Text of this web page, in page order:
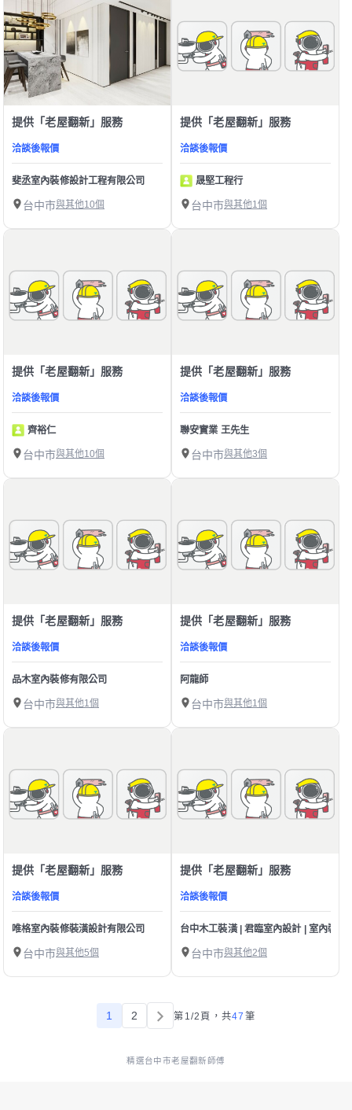
提供「老屋翻新」服務
洽談後報價
斐丞室內裝修設計工程有限公司
台中市與其他10個
提供「老屋翻新」服務
洽談後報價
晟堅工程行
台中市與其他1個
提供「老屋翻新」服務
洽談後報價
齊裕仁
台中市與其他10個
提供「老屋翻新」服務
洽談後報價
聯安實業 王先生
台中市與其他3個
提供「老屋翻新」服務
洽談後報價
品木室內裝修有限公司
台中市與其他1個
提供「老屋翻新」服務
洽談後報價
阿龍師
台中市與其他1個
提供「老屋翻新」服務
洽談後報價
唯格室內裝修裝潢設計有限公司
台中市與其他5個
提供「老屋翻新」服務
洽談後報價
台中木工裝潢 | 君臨室內設計 | 室內裝
台中市與其他2個
1 2 第1/2頁， 共47 筆
精選台中市老屋翻新師傅